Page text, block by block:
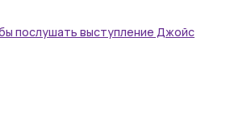
послушать выступление Джойс